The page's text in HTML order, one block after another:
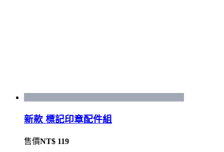
新款 標記印章配件組
售價NT$ 119